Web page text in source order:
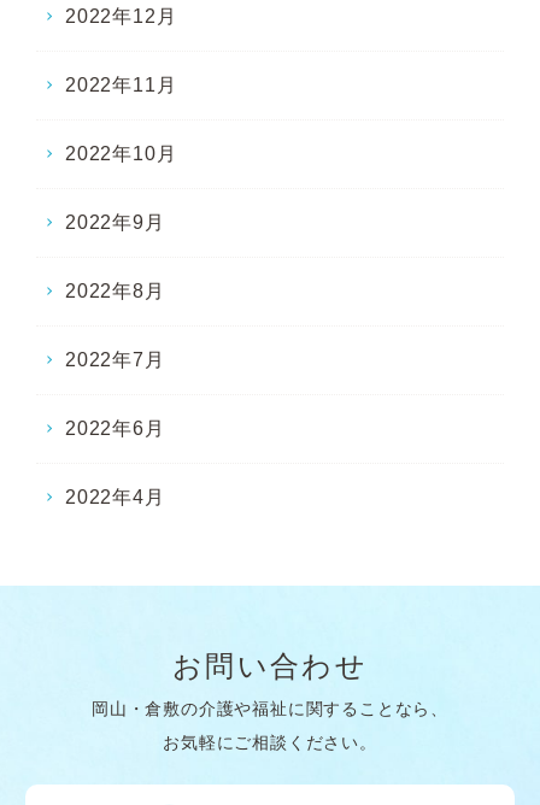
2022年12月
2022年11月
2022年10月
2022年9月
2022年8月
2022年7月
2022年6月
2022年4月
お問い合わせ
岡山・倉敷の介護や福祉に関することなら、
お気軽にご相談ください。